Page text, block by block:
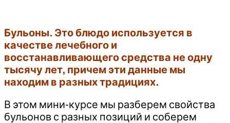
Бульоны. Это блюдо используется в
качестве лечебного и
восстанавливающего средства не одну
тысячу лет, причем эти данные мы
находим в разных традициях.
В этом мини-курсе мы разберем свойства
бульонов с разных позиций и соберем